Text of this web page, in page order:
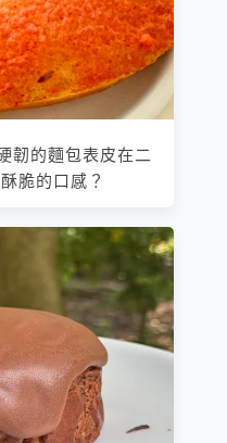
韌的麵包表皮在二
脆的口感？